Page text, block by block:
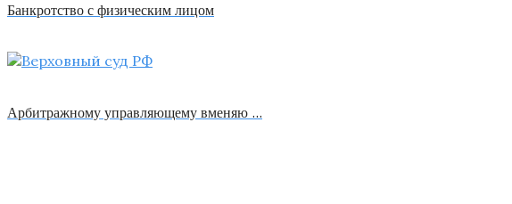
Банкротство с физическим лицом
Арбитражному управляющему вменяю …